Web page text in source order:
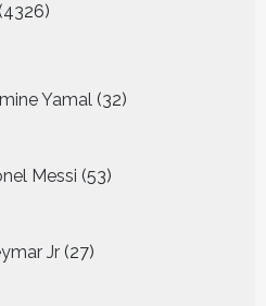
4326
producten
Yamal 32
producten
Messi 53
producten
Jr 27
producten